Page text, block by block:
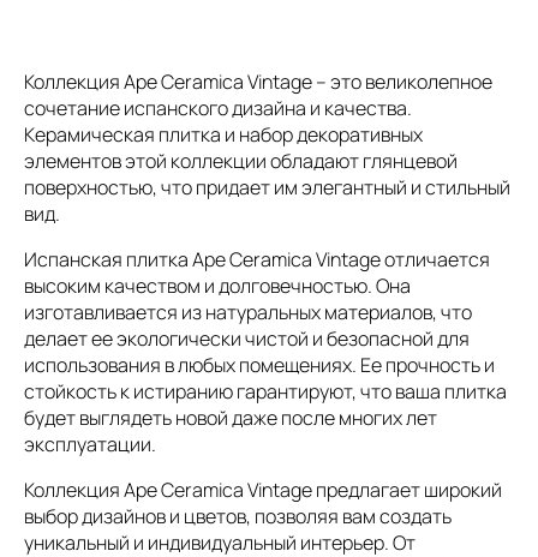
Коллекция Ape Ceramica Vintage – это великолепное
сочетание испанского дизайна и качества.
Керамическая плитка и набор декоративных
элементов этой коллекции обладают глянцевой
поверхностью, что придает им элегантный и стильный
вид.
Испанская плитка Ape Ceramica Vintage отличается
высоким качеством и долговечностью. Она
изготавливается из натуральных материалов, что
делает ее экологически чистой и безопасной для
использования в любых помещениях. Ее прочность и
стойкость к истиранию гарантируют, что ваша плитка
будет выглядеть новой даже после многих лет
эксплуатации.
Коллекция Ape Ceramica Vintage предлагает широкий
выбор дизайнов и цветов, позволяя вам создать
уникальный и индивидуальный интерьер. От